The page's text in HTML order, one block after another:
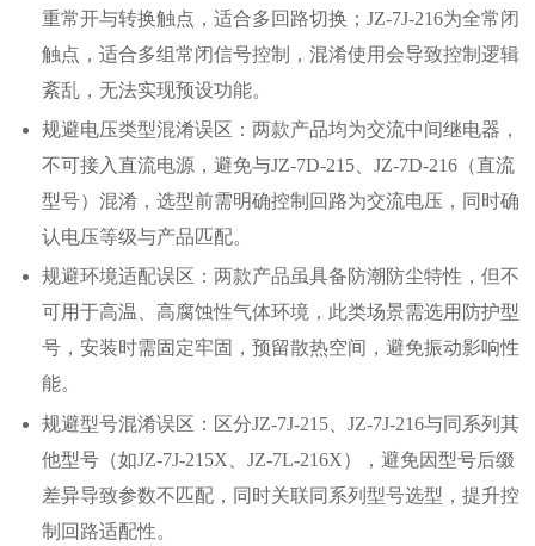
重常开与转换触点，适合多回路切换；JZ-7J-216为全常闭
触点，适合多组常闭信号控制，混淆使用会导致控制逻辑
紊乱，无法实现预设功能。
规避电压类型混淆误区：两款产品均为交流中间继电器，
不可接入直流电源，避免与JZ-7D-215、JZ-7D-216（直流
型号）混淆，选型前需明确控制回路为交流电压，同时确
认电压等级与产品匹配。
规避环境适配误区：两款产品虽具备防潮防尘特性，但不
可用于高温、高腐蚀性气体环境，此类场景需选用防护型
号，安装时需固定牢固，预留散热空间，避免振动影响性
能。
规避型号混淆误区：区分JZ-7J-215、JZ-7J-216与同系列其
他型号（如JZ-7J-215X、JZ-7L-216X），避免因型号后缀
差异导致参数不匹配，同时关联同系列型号选型，提升控
制回路适配性。